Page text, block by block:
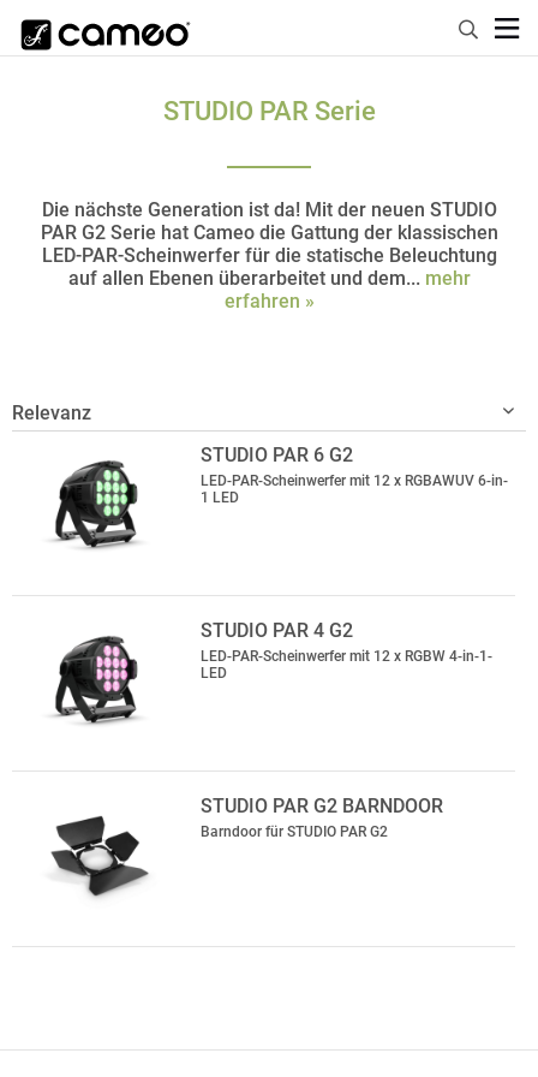
STUDIO PAR Serie
Die nächste Generation ist da! Mit der neuen STUDIO
PAR G2 Serie hat Cameo die Gattung der klassischen
LED-PAR-Scheinwerfer für die statische Beleuchtung
auf allen Ebenen überarbeitet und dem... mehr
erfahren »
STUDIO PAR 6 G2
LED-PAR-Scheinwerfer mit 12 x RGBAWUV 6-in-
1 LED
STUDIO PAR 4 G2
LED-PAR-Scheinwerfer mit 12 x RGBW 4-in-1-
LED
STUDIO PAR G2 BARNDOOR
Barndoor für STUDIO PAR G2